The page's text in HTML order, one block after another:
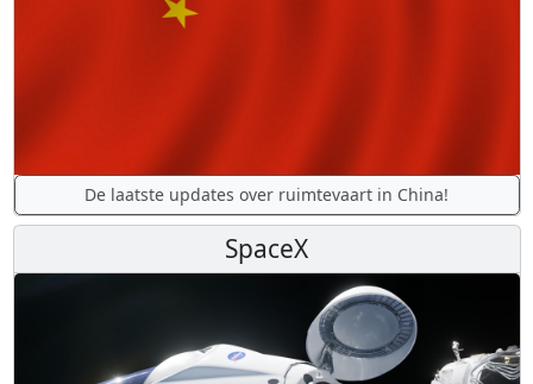
De laatste updates over ruimtevaart in China!
SpaceX